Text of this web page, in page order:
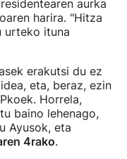
aurka
harira. "Hitza
urteko ituna
erakutsi du ez
eta, beraz, ezin
Horrela,
baino lehenago,
Ayusok, eta
4rako.